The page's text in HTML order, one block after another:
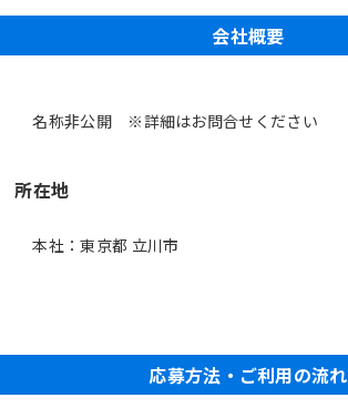
会社概要
名称非公開 ※詳細はお問合せください
所在地
本社：東京都 立川市
応募方法・ご利用の流れ